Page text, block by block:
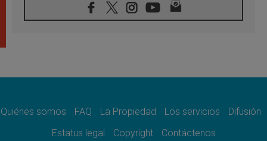
07.08.2026
Tagle: La guerra desfigura el mundo, solo la
como misión al servicio del Evangelio
SIGNIS 2026, dar voz a las religiosas en el
Quiénes somos FAQ La Propiedad Los servicios
Difusión
Estatus legal
Copyright Contáctenos